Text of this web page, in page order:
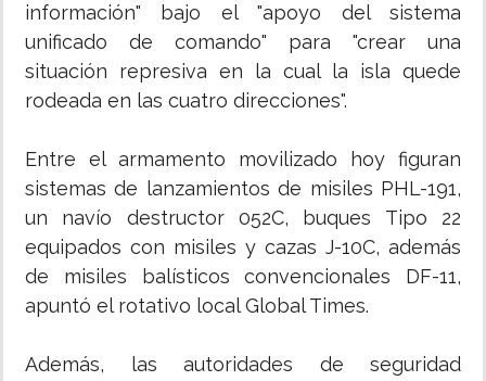
información" bajo el "apoyo del sistema
unificado de comando" para "crear una
situación represiva en la cual la isla quede
rodeada en las cuatro direcciones".
Entre el armamento movilizado hoy figuran
sistemas de lanzamientos de misiles PHL-191,
un navío destructor 052C, buques Tipo 22
equipados con misiles y cazas J-10C, además
de misiles balísticos convencionales DF-11,
apuntó el rotativo local Global Times.
Además, las autoridades de seguridad